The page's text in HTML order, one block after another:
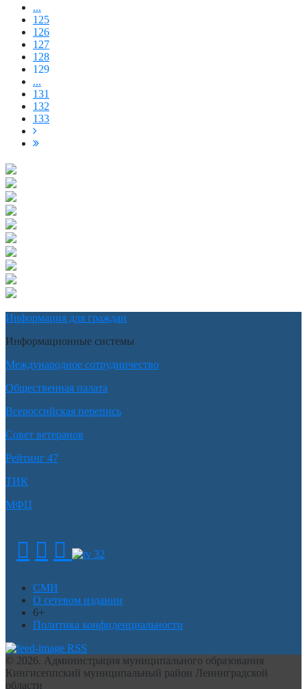
...
125
126
127
128
129
...
131
132
133
Информация для граждан
Информационные системы
Международное сотрудничество
Общественная палата
Всероссийская перепись
Совет ветеранов
Рейтинг 47
ТИК
МФЦ
СМИ
О сетевом издании
6+
Политика конфиденциальности
RSS
© 2026. Администрация муниципального образования
Кингисеппский муниципальный район Ленинградской
области